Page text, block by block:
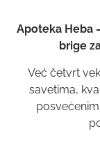
Apoteka Heba
brige
Već četvrt
savetima,